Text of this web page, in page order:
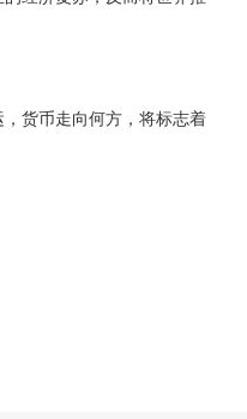
货币走向何方，将标志着